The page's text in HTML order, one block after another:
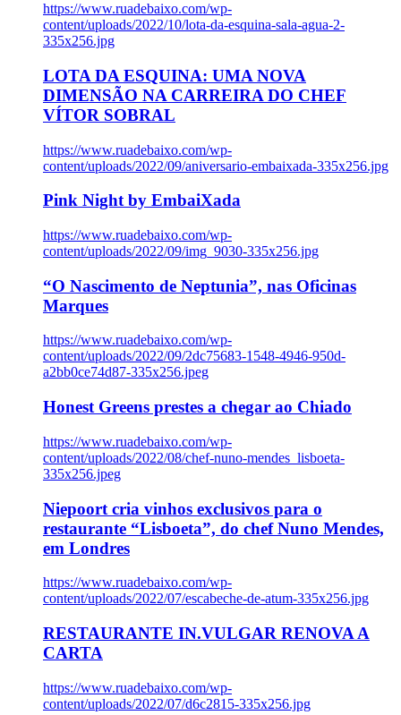
https://www.ruadebaixo.com/wp-
content/uploads/2022/10/lota-da-esquina-sala-agua-2-
335x256.jpg
LOTA DA ESQUINA: UMA NOVA
DIMENSÃO NA CARREIRA DO CHEF
VÍTOR SOBRAL
https://www.ruadebaixo.com/wp-
content/uploads/2022/09/aniversario-embaixada-335x256.jpg
Pink Night by EmbaiXada
https://www.ruadebaixo.com/wp-
content/uploads/2022/09/img_9030-335x256.jpg
“O Nascimento de Neptunia”, nas Oficinas
Marques
https://www.ruadebaixo.com/wp-
content/uploads/2022/09/2dc75683-1548-4946-950d-
a2bb0ce74d87-335x256.jpeg
Honest Greens prestes a chegar ao Chiado
https://www.ruadebaixo.com/wp-
content/uploads/2022/08/chef-nuno-mendes_lisboeta-
335x256.jpeg
Niepoort cria vinhos exclusivos para o
restaurante “Lisboeta”, do chef Nuno Mendes,
em Londres
https://www.ruadebaixo.com/wp-
content/uploads/2022/07/escabeche-de-atum-335x256.jpg
RESTAURANTE IN.VULGAR RENOVA A
CARTA
https://www.ruadebaixo.com/wp-
content/uploads/2022/07/d6c2815-335x256.jpg